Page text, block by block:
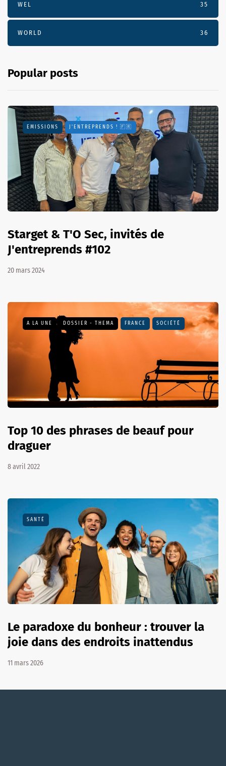
WEL 35
WORLD 36
Popular posts
EMISSIONS J'ENTREPRENDS ! 🇫🇷
Starget & T'O Sec, invités de
J'entreprends #102
20 mars 2024
A LA UNE DOSSIER - THEMA FRANCE SOCIÉTÉ
Top 10 des phrases de beauf pour
draguer
8 avril 2022
SANTÉ
Le paradoxe du bonheur : trouver la
joie dans des endroits inattendus
11 mars 2026